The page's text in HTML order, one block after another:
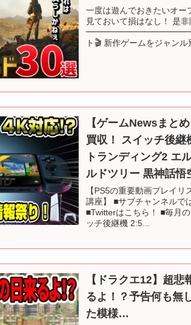
一度は遊んでおきたいオー
見ておいて損はなし！ 是
ト🎬 新作ゲームをジャン
【ゲームNewsまと
買収！ スイッチ後継
トランディング2 エ
ルドツリー 黒神話悟
【PS5の重要動画プレイ
講座】 ■サブチャンネルで
■Twitterはこちら！ ■毎月
ッチ後継機 2:5...
【ドラクエ12】超
るよ！？予告何も無
た模様…